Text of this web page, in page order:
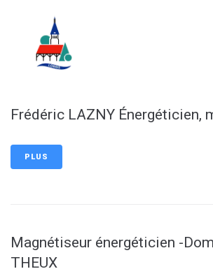
Frédéric LAZNY Énergéticien,
PLUS
Magnétiseur énergéticien -
THEUX